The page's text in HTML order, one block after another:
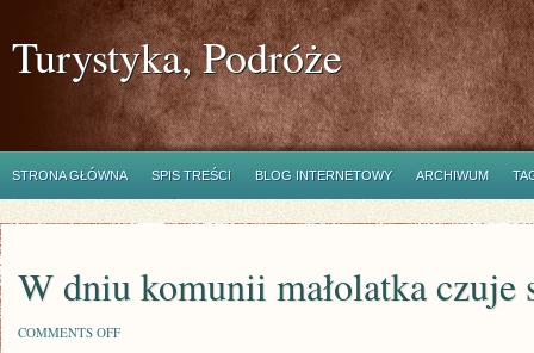
Turystyka, Podróże
STRONA GŁÓWNA SPIS TREŚCI BLOG INTERNETOWY ARCHIWUM
W dniu komunii małolatka czuje
COMMENTS OFFON